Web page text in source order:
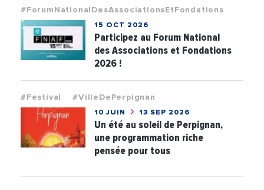
#ForumNationalDesAssociationsEtFondations
15 OCT 2026
Participez au Forum National
des Associations et Fondations
2026 !
#Festival #VilleDePerpignan
10 JUIN 13 SEP 2026
Un été au soleil de Perpignan,
une programmation riche
pensée pour tous